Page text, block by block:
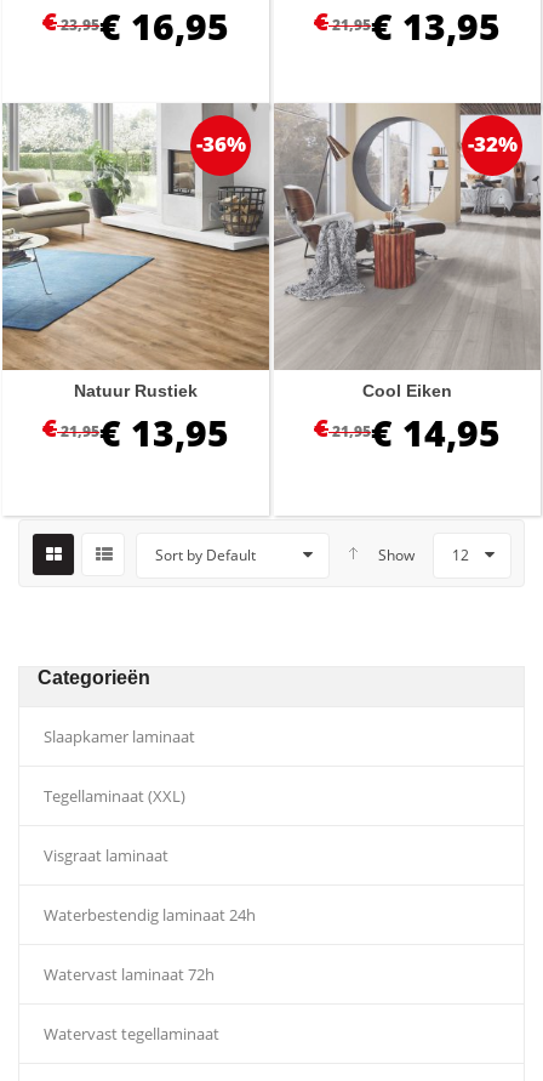
€23,95€ 16,95 €21,95€ 13,95
-36%
Natuur Rustiek
€21,95€ 13,95
-32%
Cool Eiken
€21,95€ 14,95
Sort by Default Show 12
Categorieën
Slaapkamer laminaat
Tegellaminaat (XXL)
Visgraat laminaat
Waterbestendig laminaat 24h
Watervast laminaat 72h
Watervast tegellaminaat